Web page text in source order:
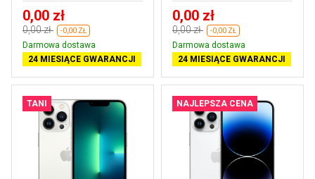
0,00 zł
0,00 zł -0,00 ZŁ
Darmowa dostawa
24 MIESIĄCE GWARANCJI
0,00 zł
0,00 zł -0,00 ZŁ
Darmowa dostawa
24 MIESIĄCE GWARANCJI
TANI NAJLEPSZA CENA